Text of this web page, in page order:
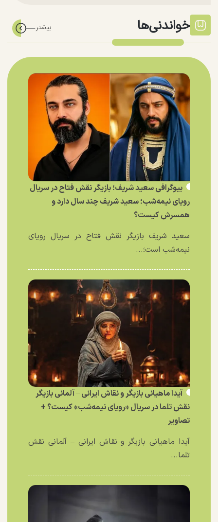
خواندنی‌ها
بیوگرافی سعید شریف؛ بازیگر نقش فتاح در سریال
رویای نیمه‌شب؛ سعید شریف چند سال دارد و
همسرش کیست؟
سعید شریف بازیگر نقش فتاح در سریال رویای
نیمه‌شب است؛...
آیدا ماهیانی بازیگر و نقاش ایرانی – آلمانی بازیگر
نقش تلما در سریال «رویای نیمه‌شب» کیست؟ +
تصاویر
آیدا ماهیانی بازیگر و نقاش ایرانی – آلمانی نقش
تلما...